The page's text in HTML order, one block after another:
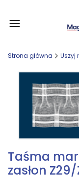
Strona główna Uszyj
Taśma
zasłon